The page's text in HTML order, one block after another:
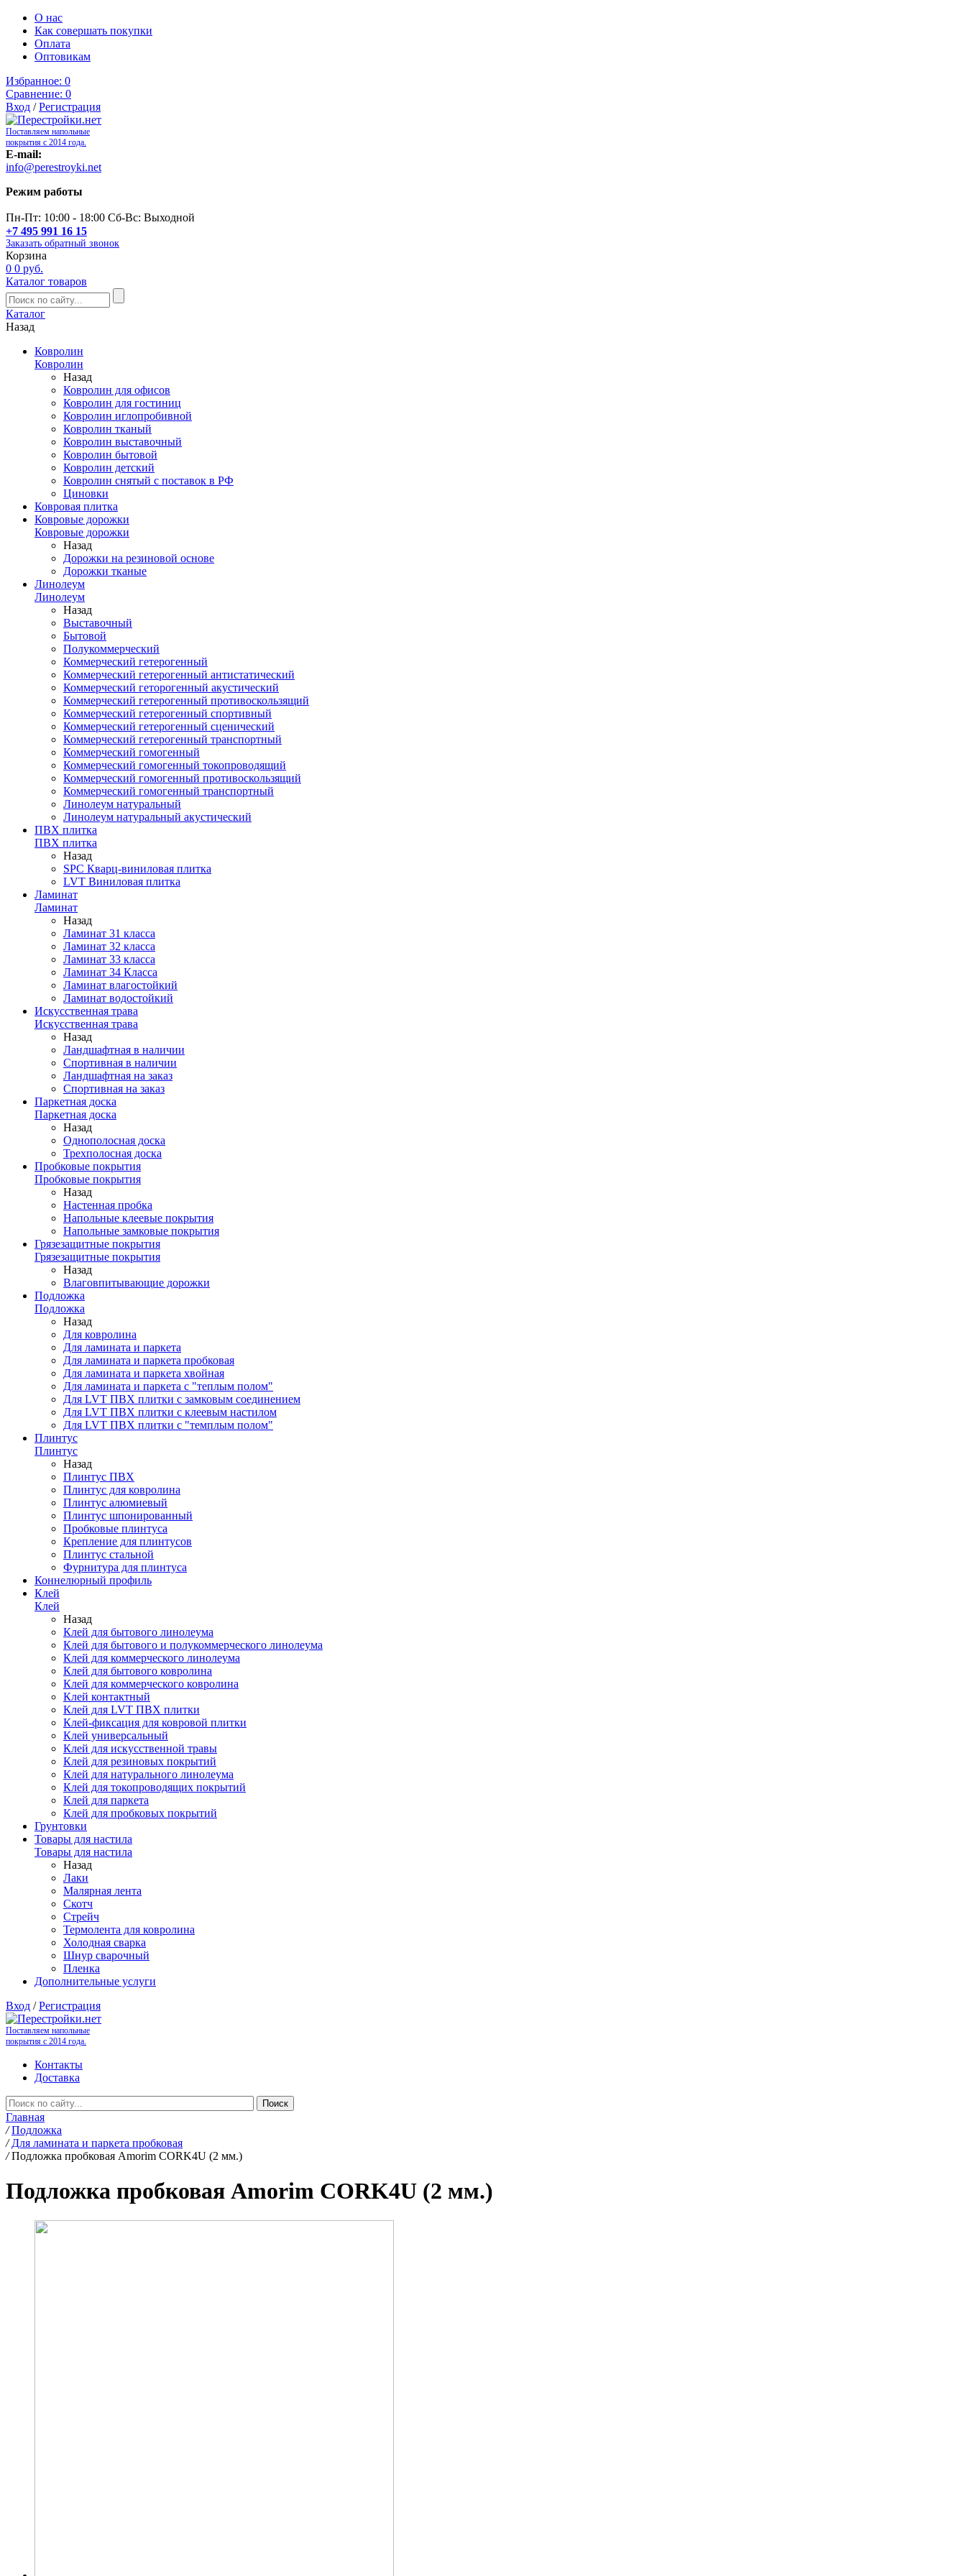
О нас
Как совершать покупки
Оплата
Оптовикам
Избранное: 0
Сравнение: 0
Вход /Регистрация
Поставляем напольные
покрытия с 2014 года.
E-mail:
info@perestroyki.net
Режим работы
Пн-Пт: 10:00 - 18:00 Сб-Вс: Выходной
+7 495 991 16 15
Заказать обратный звонок
Корзина
0 0 руб.
Каталог товаров
Каталог
Назад
Ковролин
Ковролин
Назад
Ковролин для офисов
Ковролин для гостиниц
Ковролин иглопробивной
Ковролин тканый
Ковролин выставочный
Ковролин бытовой
Ковролин детский
Ковролин снятый с поставок в РФ
Циновки
Ковровая плитка
Ковровые дорожки
Ковровые дорожки
Назад
Дорожки на резиновой основе
Дорожки тканые
Линолеум
Линолеум
Назад
Выставочный
Бытовой
Полукоммерческий
Коммерческий гетерогенный
Коммерческий гетерогенный антистатический
Коммерческий геторогенный акустический
Коммерческий гетерогенный противоскользящий
Коммерческий гетерогенный спортивный
Коммерческий гетерогенный сценический
Коммерческий гетерогенный транспортный
Коммерческий гомогенный
Коммерческий гомогенный токопроводящий
Коммерческий гомогенный противоскользящий
Коммерческий гомогенный транспортный
Линолеум натуральный
Линолеум натуральный акустический
ПВХ плитка
ПВХ плитка
Назад
SPC Кварц-виниловая плитка
LVT Виниловая плитка
Ламинат
Ламинат
Назад
Ламинат 31 класса
Ламинат 32 класса
Ламинат 33 класса
Ламинат 34 Класса
Ламинат влагостойкий
Ламинат водостойкий
Искусственная трава
Искусственная трава
Назад
Ландшафтная в наличии
Спортивная в наличии
Ландшафтная на заказ
Спортивная на заказ
Паркетная доска
Паркетная доска
Назад
Однополосная доска
Трехполосная доска
Пробковые покрытия
Пробковые покрытия
Назад
Настенная пробка
Напольные клеевые покрытия
Напольные замковые покрытия
Грязезащитные покрытия
Грязезащитные покрытия
Назад
Влаговпитывающие дорожки
Подложка
Подложка
Назад
Для ковролина
Для ламината и паркета
Для ламината и паркета пробковая
Для ламината и паркета хвойная
Для ламината и паркета с "теплым полом"
Для LVT ПВХ плитки с замковым соединением
Для LVT ПВХ плитки с клеевым настилом
Для LVT ПВХ плитки с "темплым полом"
Плинтус
Плинтус
Назад
Плинтус ПВХ
Плинтус для ковролина
Плинтус алюмиевый
Плинтус шпонированный
Пробковые плинтуса
Крепление для плинтусов
Плинтус стальной
Фурнитура для плинтуса
Коннелюрный профиль
Клей
Клей
Назад
Клей для бытового линолеума
Клей для бытового и полукоммерческого линолеума
Клей для коммерческого линолеума
Клей для бытового ковролина
Клей для коммерческого ковролина
Клей контактный
Клей для LVT ПВХ плитки
Клей-фиксация для ковровой плитки
Клей универсальный
Клей для искусственной травы
Клей для резиновых покрытий
Клей для натурального линолеума
Клей для токопроводящих покрытий
Клей для паркета
Клей для пробковых покрытий
Грунтовки
Товары для настила
Товары для настила
Назад
Лаки
Малярная лента
Скотч
Стрейч
Термолента для ковролина
Холодная сварка
Шнур сварочный
Пленка
Дополнительные услуги
Вход /Регистрация
Поставляем напольные
покрытия с 2014 года.
Контакты
Доставка
Главная
/ Подложка
/ Для ламината и паркета пробковая
/ Подложка пробковая Amorim CORK4U (2 мм.)
Подложка пробковая Amorim CORK4U (2 мм.)